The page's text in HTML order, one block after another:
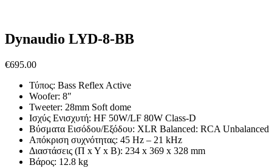
Dynaudio LYD-8-BB
€695.00
Τύπος: Bass Reflex Active
Woofer: 8″
Tweeter: 28mm Soft dome
Iσχύς Ενισχυτή: HF 50W/LF 80W Class-D
Βύσματα Εισόδου/Εξόδου: XLR Balanced: RCA Unbalanced
Aπόκριση συχνότητας: 45 Hz – 21 kHz
Διαστάσεις (Π x Y x B): 234 x 369 x 328 mm
Βάρος: 12.8 kg